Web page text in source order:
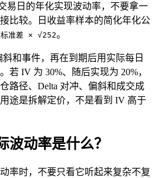
易日的年化实现波动率，不要拿一
比较。日收益率样本的简化年化公
标准差 × √252。
和事件，再在到期后用实际每日
若 IV 为 30%、随后实现为 20%，
路径、Delta 对冲、偏斜和成交成
途是拆解定价，不是看到 IV 高于
波动率是什么？
率时，不要只看它听起来复杂不复